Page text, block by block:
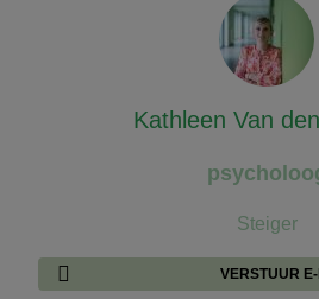
Kathleen Van
Steiger
VERSTUUR